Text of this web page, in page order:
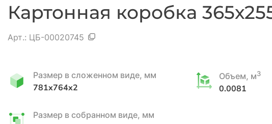
Картонная коробка
Арт.: ЦБ-00020745
Размер в сложенном виде, мм
781x764x2
Объем, м3
0.0081
Размер в собранном виде, мм